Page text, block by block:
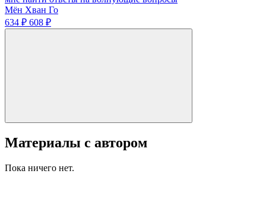
Мён Хван Го
634 ₽ 608 ₽
Материалы с автором
Пока ничего нет.